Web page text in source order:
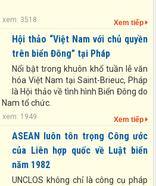
xem: 3518 Xem tiếp
Hội thảo “Việt Nam với chủ quyền
trên biển Đông” tại Pháp
Nổi bật trong khuôn khổ tuần lễ văn
hóa Việt Nam tại Saint-Brieuc, Pháp
là Hội thảo về tình hình Biển Đông do
tổ chức.
xem: 1949 Xem tiếp
ASEAN luôn tôn trọng Công ước
của Liên hợp quốc về Luật biển
năm 1982
UNCLOS không chỉ là công cụ pháp